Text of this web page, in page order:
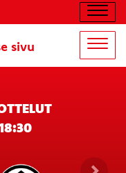
sivu